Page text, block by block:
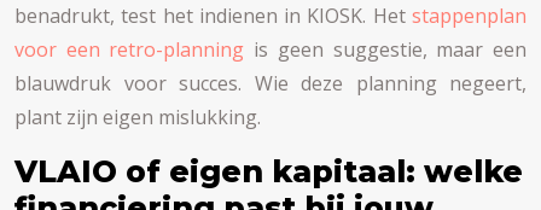
benadrukt, test het indienen in KIOSK. Het stappenplan
voor een retro-planning is geen suggestie, maar een
blauwdruk voor succes. Wie deze planning negeert,
plant zijn eigen mislukking.
VLAIO of eigen kapitaal: welke